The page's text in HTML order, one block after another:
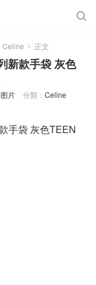

Celine > 正文
新款手袋 灰色
片 分類： Celine
手袋 灰色TEEN